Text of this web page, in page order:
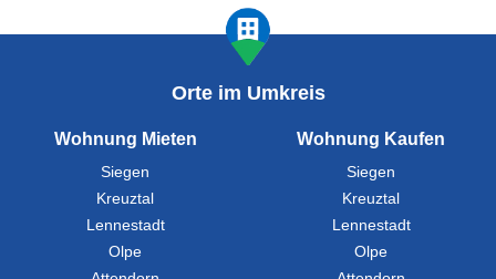
Orte im Umkreis
Wohnung Mieten
Siegen
Kreuztal
Lennestadt
Olpe
Wohnung Kaufen
Siegen
Kreuztal
Lennestadt
Olpe